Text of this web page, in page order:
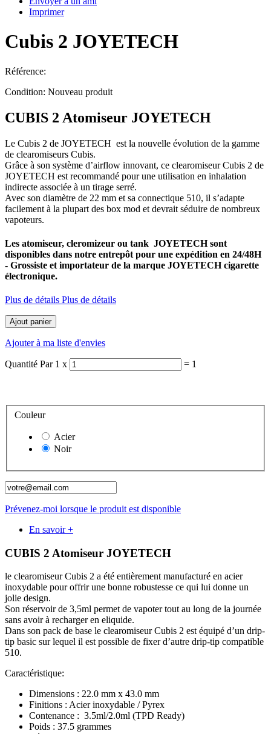
Imprimer
Cubis 2 JOYETECH
Référence:
Condition: Nouveau produit
CUBIS 2 Atomiseur JOYETECH
Le Cubis 2 de JOYETECH est la nouvelle évolution de la gamme
de clearomiseurs Cubis.
Grâce à son système d’airflow innovant, ce clearomiseur Cubis 2 de
JOYETECH est recommandé pour une utilisation en inhalation
indirecte associée à un tirage serré.
Avec son diamètre de 22 mm et sa connectique 510, il s’adapte
facilement à la plupart des box mod et devrait séduire de nombreux
vapoteurs.
Les atomiseur, cleromizeur ou tank JOYETECH sont
disponibles dans notre entrepôt pour une expédition en 24/48H
- Grossiste et importateur de la marque JOYETECH cigarette
électronique.
Plus de détails Plus de détails
Ajout panier
Ajouter à ma liste d'envies
Quantité Par 1 x = 1
Couleur
Acier
Noir
Prévenez-moi lorsque le produit est disponible
En savoir +
CUBIS 2 Atomiseur JOYETECH
le clearomiseur Cubis 2 a été entièrement manufacturé en acier
inoxydable pour offrir une bonne robustesse ce qui lui donne un
jolie design.
Son réservoir de 3,5ml permet de vapoter tout au long de la journée
sans avoir à recharger en eliquide.
Dans son pack de base le clearomiseur Cubis 2 est équipé d’un drip-
tip basic sur lequel il est possible de fixer d’autre drip-tip compatible
510.
Caractéristique:
Dimensions : 22.0 mm x 43.0 mm
Finitions : Acier inoxydable / Pyrex
Contenance : 3.5ml/2.0ml (TPD Ready)
Poids : 37.5 grammes